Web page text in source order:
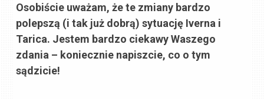
Osobiście uważam, że te zmiany bardzo
polepszą (i tak już dobrą) sytuację Iverna i
Tarica. Jestem bardzo ciekawy Waszego
zdania – koniecznie napiszcie, co o tym
sądzicie!